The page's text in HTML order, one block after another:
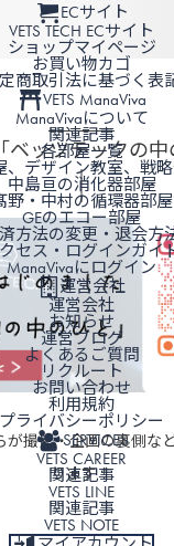
ECサイト
VETS TECH ECサイト
ショップマイページ
お買い物カゴ
商取引法に基づく表
VETS ManaViva
ManaVivaについて
関連記事
各部屋一覧
、デザイン教室、戦
中島亘の消化器部屋
野・中村の循環器部屋
GEのエコー部屋
方法の変更・退会方
セス・ログインガイ
ManaVivaにログイン
運営会社
運営会社
お知らせ
運営ブログ
よくあるご質問
リクルート
お問い合わせ
利用規約
プライバシーポリシー
SERVICES
VETS CAREER
関連記事
VETS LINE
関連記事
VETS NOTE
ベッツテックの中
が撮影・企画の裏側
ります！